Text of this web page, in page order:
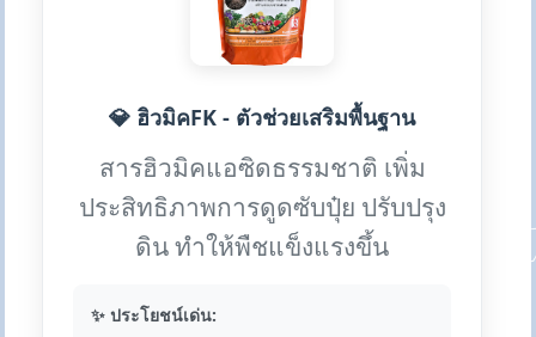
💎 ฮิวมิคFK - ตัวช่วยเสริมพื้นฐาน
สารฮิวมิคแอซิดธรรมชาติ เพิ่ม
ประสิทธิภาพการดูดซับปุ๋ย ปรับปรุง
ดิน ทำให้พืชแข็งแรงขึ้น
✨ ประโยชน์เด่น: